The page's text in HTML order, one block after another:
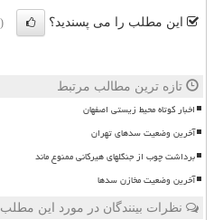
این مطلب را می پسندید؟ (1)
تازه ترین مطالب مرتبط
اخبار کوتاه محیط زیستی اصفهان
آخرین وضعیت سدهای تهران
برداشت چوب از جنگلهای هیرکانی ممنوع ماند
آخرین وضعیت مخازن سدها
نظرات بینندگان در مورد این مطلب